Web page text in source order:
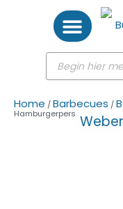
Home /Barbecues /
Hamburgerpers